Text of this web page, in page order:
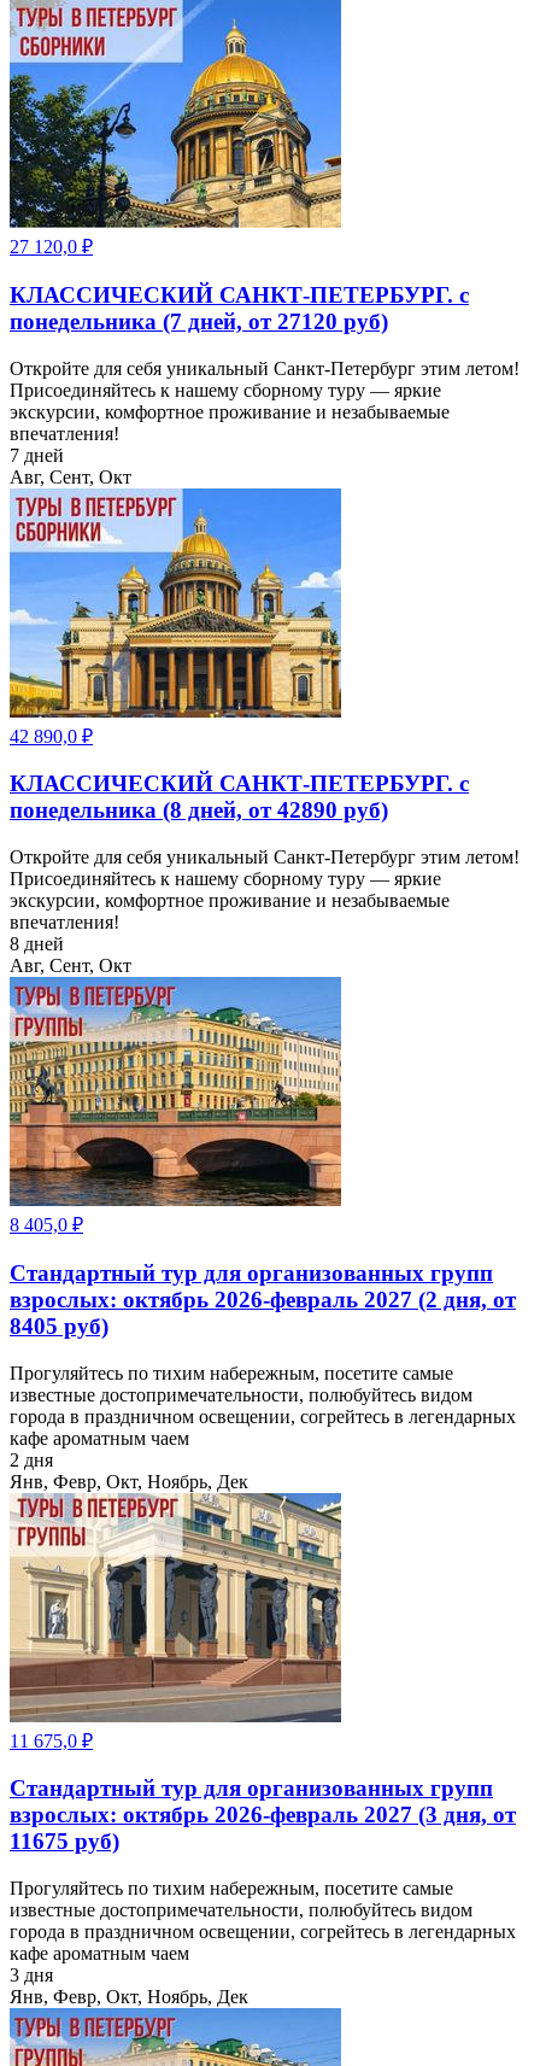
27 120,0 ₽
КЛАССИЧЕСКИЙ САНКТ-ПЕТЕРБУРГ. с
понедельника (7 дней, от 27120 руб)
Откройте для себя уникальный Санкт-Петербург этим летом!
Присоединяйтесь к нашему сборному туру — яркие
экскурсии, комфортное проживание и незабываемые
впечатления!
7 дней
Авг, Сент, Окт
42 890,0 ₽
КЛАССИЧЕСКИЙ САНКТ-ПЕТЕРБУРГ. с
понедельника (8 дней, от 42890 руб)
Откройте для себя уникальный Санкт-Петербург этим летом!
Присоединяйтесь к нашему сборному туру — яркие
экскурсии, комфортное проживание и незабываемые
впечатления!
8 дней
Авг, Сент, Окт
8 405,0 ₽
Стандартный тур для организованных групп
взрослых: октябрь 2026-февраль 2027 (2 дня, от
8405 руб)
Прогуляйтесь по тихим набережным, посетите самые
известные достопримечательности, полюбуйтесь видом
города в праздничном освещении, согрейтесь в легендарных
кафе ароматным чаем
2 дня
Янв, Февр, Окт, Ноябрь, Дек
11 675,0 ₽
Стандартный тур для организованных групп
взрослых: октябрь 2026-февраль 2027 (3 дня, от
11675 руб)
Прогуляйтесь по тихим набережным, посетите самые
известные достопримечательности, полюбуйтесь видом
города в праздничном освещении, согрейтесь в легендарных
кафе ароматным чаем
3 дня
Янв, Февр, Окт, Ноябрь, Дек